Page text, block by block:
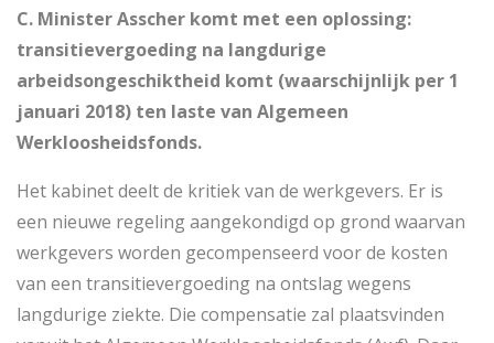
C. Minister Asscher komt met een oplossing:
transitievergoeding na langdurige
arbeidsongeschiktheid komt (waarschijnlijk per 1
januari 2018) ten laste van Algemeen
Werkloosheidsfonds.
Het kabinet deelt de kritiek van de werkgevers. Er is
een nieuwe regeling aangekondigd op grond waarvan
werkgevers worden gecompenseerd voor de kosten
van een transitievergoeding na ontslag wegens
langdurige ziekte. Die compensatie zal plaatsvinden